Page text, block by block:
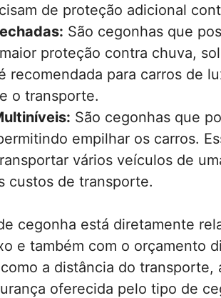
de proteção adicional
São cegonhas que
proteção contra chuva,
recomendada para carros de
o transporte.
São cegonhas que
empilhar os carros.
vários veículos de
custos de transporte.
cegonha está diretamente
e também com o orçamento
a distância do
oferecida pelo tipo de